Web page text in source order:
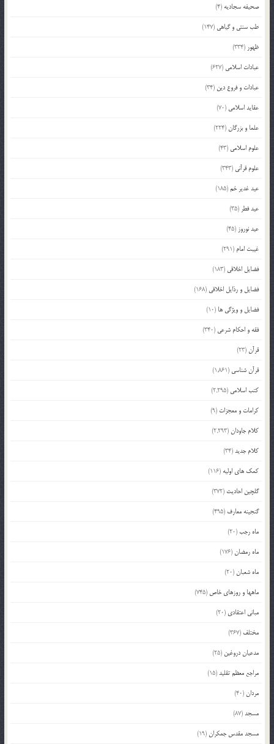
صحیفه سجادیه (4)
طب سنتی و گیاهی (147)
ظهور (334)
عبادات اسلامی (627)
عبادات و فروع دین (34)
عقاید اسلامی (70)
علما و بزرگان(224)
علوم اسلامی (43)
علوم قرآنی (343)
عید غدیر خم(185)
عید فطر (35)
عید نوروز (45)
غیبت امام (291)
فضایل اخلاقی (183)
فضایل و رذایل اخلاقی (168)
فضایل و ویژگی ها (10)
فقه و احکام شرعی (340)
قرآن(23)
قرآن شناسی (1,861)
کتب اسلامی (2,295)
کرامات و معجزات (9)
کلام جاودان(2,293)
کلام جدید(34)
کمک های اولیه (116)
گلچین احادیث (372)
گنجینه معارف (495)
ماه رجب(20)
ماه رمضان(176)
ماه شعبان(20)
ماهها و روزهای خاص (745)
مبانی اعتقادی (20)
مختلف (367)
مدعیان دروغین (25)
مراجع معظم تقلید(15)
مردان(40)
مسجد(87)
مسجد مقدس جمکران(19)